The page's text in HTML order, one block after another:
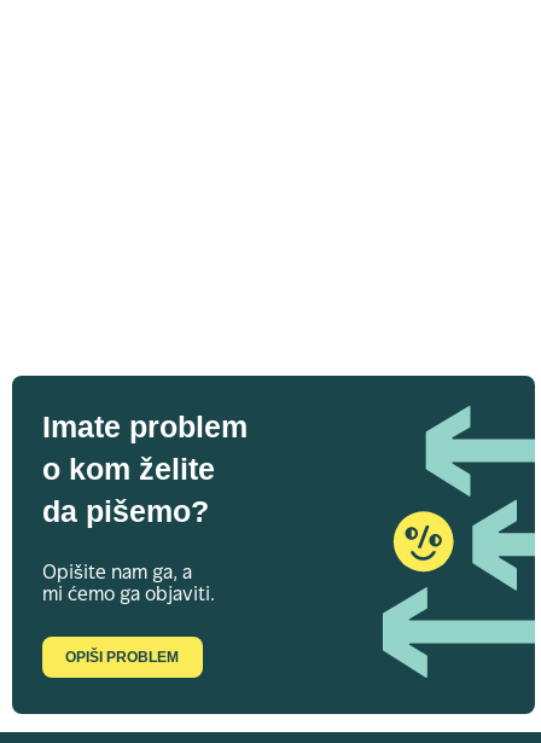
Imate problem
o kom želite
da pišemo?
Opišite nam ga, a
mi ćemo ga objaviti.
OPIŠI PROBLEM